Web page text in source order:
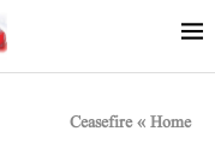
Home
»
Ceasefire